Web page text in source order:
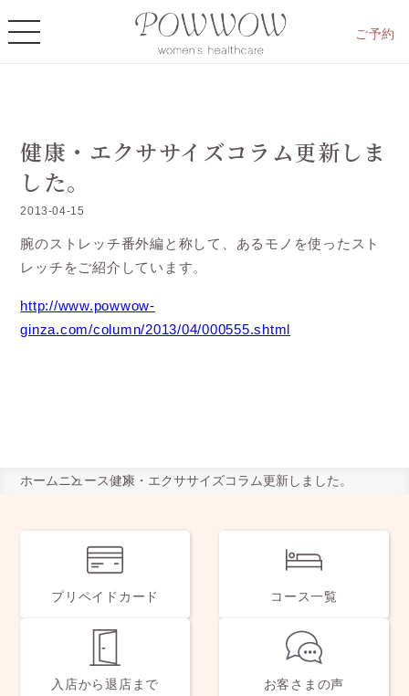
ご予約
健康・エクササイズコラム更新しま
した。
2013-04-15
腕のストレッチ番外編と称して、あるモノを使ったスト
レッチをご紹介しています。
http://www.powwow-
ginza.com/column/2013/04/000555.shtml
ホーム ニュース健康・エクササイズコラム更新しました。
プリペイドカード コース一覧
入店から退店まで お客さまの声